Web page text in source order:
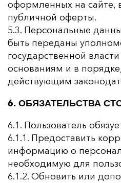
оформленных на сайте,
публичной оферты.
5.3. Персональные
быть переданы
государственной
основаниям и в
действующим
6. ОБЯЗАТЕЛЬСТВА
6.1. Пользователь
6.1.1. Предоставить
информацию о
необходимую для
6.1.2. Обновить или